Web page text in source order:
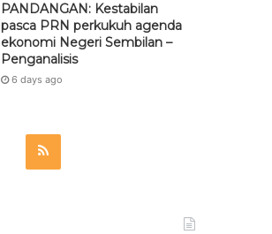
PANDANGAN: Kestabilan
pasca PRN perkukuh agenda
ekonomi Negeri Sembilan –
Penganalisis
6 days ago
R